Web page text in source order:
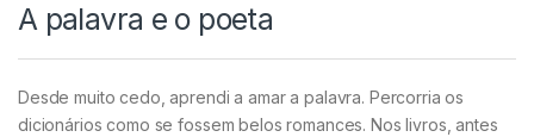
A palavra e o poeta
Desde muito cedo, aprendi a amar a palavra. Percorria os
dicionários como se fossem belos romances. Nos livros, antes